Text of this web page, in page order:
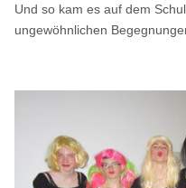
Und so kam es auf dem
ungewöhnlichen